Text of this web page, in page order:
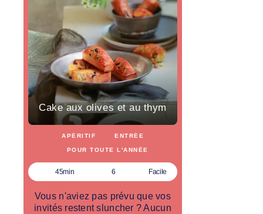
Cake aux olives et au thym
APÉRITIF ENTRÉE
POUR TOUTE L'ANNÉE
45min 6 Facile
Vous n'aviez pas prévu que vos
invités restent sluncher ? Aucun